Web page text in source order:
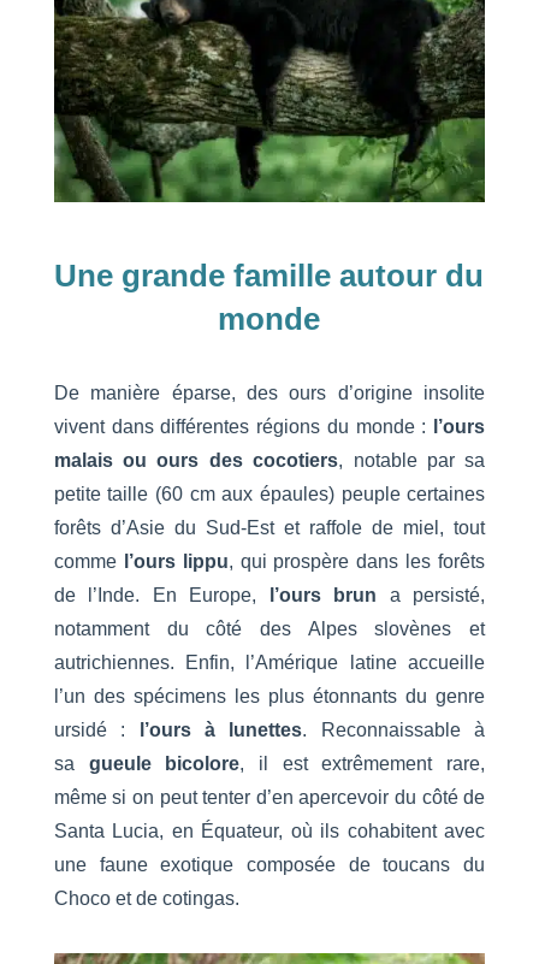
Une grande famille autour du
monde
De manière éparse, des ours d’origine insolite
vivent dans différentes régions du monde :
l’ours
malais ou ours des cocotiers, notable par sa
petite taille (60 cm aux épaules) peuple certaines
forêts d’Asie du Sud-Est et raffole de miel, tout
comme
l’ours lippu, qui prospère dans les forêts
de l’Inde. En Europe,
l’ours brun
a persisté,
notamment du côté des Alpes slovènes et
autrichiennes. Enfin, l’Amérique latine accueille
l’un des spécimens les plus étonnants du genre
ursidé :
l’ours à lunettes. Reconnaissable à
sa
gueule bicolore, il est extrêmement rare,
même si on peut tenter d’en apercevoir du côté de
Santa Lucia, en Équateur, où ils cohabitent avec
une faune exotique composée de toucans du
Choco et de cotingas.